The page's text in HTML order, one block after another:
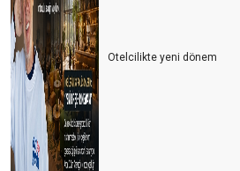
Otelcilikte yeni dönem